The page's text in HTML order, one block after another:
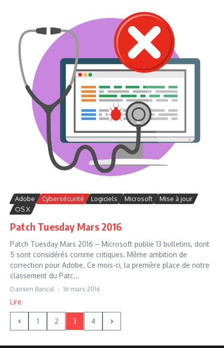
Adobe Cybersécurité Logiciels Microsoft
Mise à jour
OS X
Patch Tuesday Mars 2016
Patch Tuesday Mars 2016 – Microsoft publie 13 bulletins, dont
5 sont considérés comme critiques. Même ambition de
correction pour Adobe. Ce mois-ci, la première place de notre
classement du Patc...
Damien Bancal 16 mars 2016
Lire
1 2 3 4